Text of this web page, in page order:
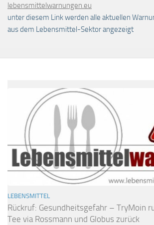
lebensmittelwarnungen.eu
unter diesem Link werden alle aktuellen
aus dem Lebensmittel-Sektor angezeigt
LEBENSMITTEL
Rückruf: Gesundheitsgefahr – TryMoin
Tee via Rossmann und Globus zurück